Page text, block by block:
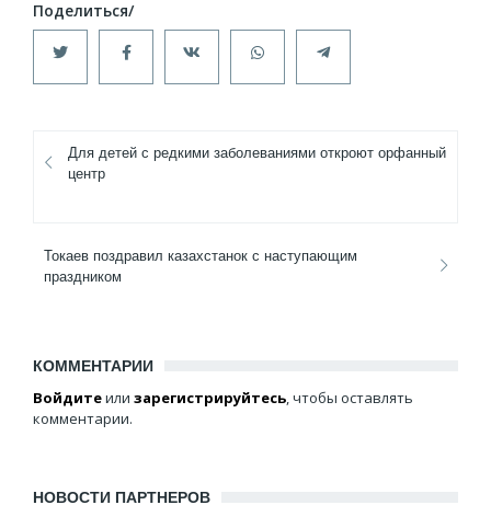
Для детей с редкими заболеваниями откроют орфанный
центр
Токаев поздравил казахстанок с наступающим
праздником
КОММЕНТАРИИ
Войдитеили зарегистрируйтесь, чтобы оставлять
комментарии.
НОВОСТИ ПАРТНЕРОВ